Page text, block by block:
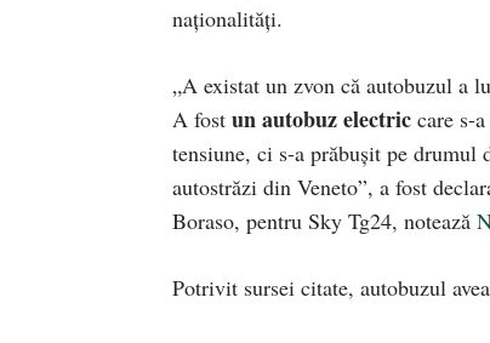
naționalități.
„A existat un zvon că autobuzul a
A fost un autobuz electric care s-
tensiune, ci s-a prăbuşit pe drumul
autostrăzi din Veneto”, a fost
Boraso, pentru Sky Tg24, notează
Potrivit sursei citate, autobuzul